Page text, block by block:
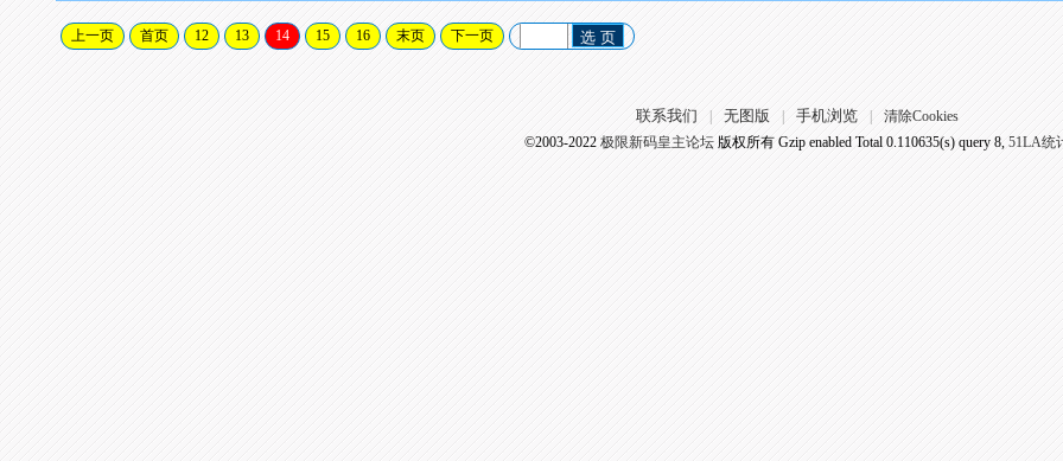
上一页 首页 12 13 14 15 16 末页 下一页 选 页
联系我们 无图版 手机浏览
清除Cookies
©2003-2022 极限新码皇主论坛版权所有 Gzip enabled Total 0.110635(s) query 8, 51LA统